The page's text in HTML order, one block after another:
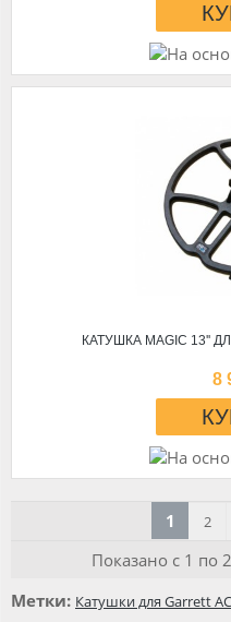
КАТУШКА MAGIC 13''
8
1 2
Показано с 1 по
Метки: Катушки для Garrett